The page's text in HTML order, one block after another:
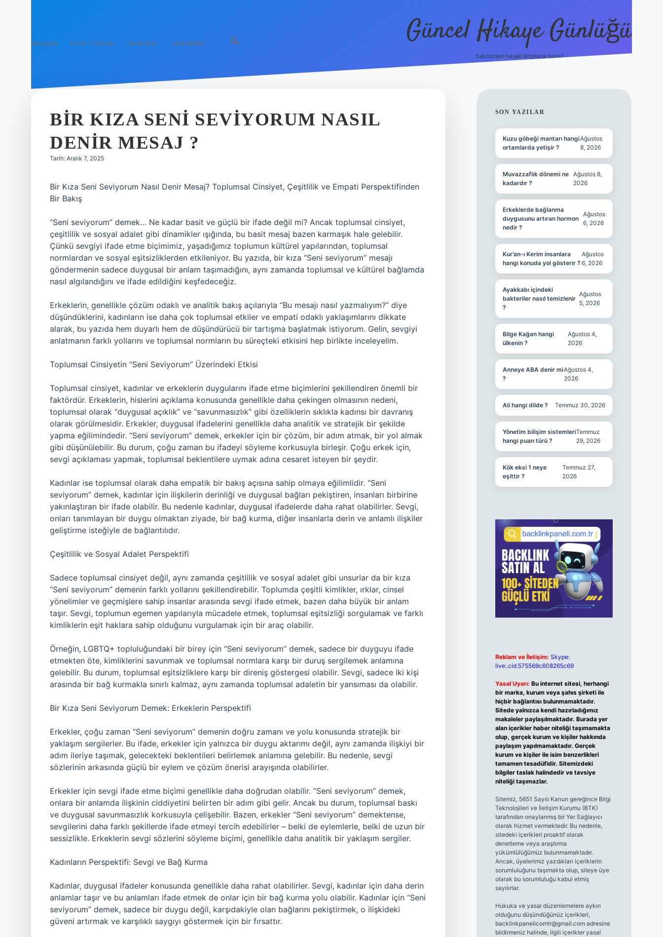
Anasayfa Gizlilik Politikası Yasal Uyarı Hakkımızda Güncel Hikaye Günlüğü
Sektörden neşeli bilgilerle tanış!
BIR KIZA SENI SEVIYORUM NASIL
DENIR MESAJ ?
Tarih: Aralık 7, 2025
Bir Kıza Seni Seviyorum Nasıl Denir Mesaj? Toplumsal Cinsiyet, Çeşitlilik ve Empati Perspektifinden
Bir Bakış
“Seni seviyorum” demek… Ne kadar basit ve güçlü bir ifade değil mi? Ancak toplumsal cinsiyet,
çeşitlilik ve sosyal adalet gibi dinamikler ışığında, bu basit mesaj bazen karmaşık hale gelebilir.
Çünkü sevgiyi ifade etme biçimimiz, yaşadığımız toplumun kültürel yapılarından, toplumsal
normlardan ve sosyal eşitsizliklerden etkileniyor. Bu yazıda, bir kıza “Seni seviyorum” mesajı
göndermenin sadece duygusal bir anlam taşımadığını, aynı zamanda toplumsal ve kültürel bağlamda
nasıl algılandığını ve ifade edildiğini keşfedeceğiz.
Erkeklerin, genellikle çözüm odaklı ve analitik bakış açılarıyla “Bu mesajı nasıl yazmalıyım?” diye
düşündüklerini, kadınların ise daha çok toplumsal etkiler ve empati odaklı yaklaşımlarını dikkate
alarak, bu yazıda hem duyarlı hem de düşündürücü bir tartışma başlatmak istiyorum. Gelin, sevgiyi
anlatmanın farklı yollarını ve toplumsal normların bu süreçteki etkisini hep birlikte inceleyelim.
Toplumsal Cinsiyetin “Seni Seviyorum” Üzerindeki Etkisi
Toplumsal cinsiyet, kadınlar ve erkeklerin duygularını ifade etme biçimlerini şekillendiren önemli bir
faktördür. Erkeklerin, hislerini açıklama konusunda genellikle daha çekingen olmasının nedeni,
toplumsal olarak “duygusal açıklık” ve “savunmasızlık” gibi özelliklerin sıklıkla kadınsı bir davranış
olarak görülmesidir. Erkekler, duygusal ifadelerini genellikle daha analitik ve stratejik bir şekilde
yapma eğilimindedir. “Seni seviyorum” demek, erkekler için bir çözüm, bir adım atmak, bir yol almak
gibi düşünülebilir. Bu durum, çoğu zaman bu ifadeyi söyleme korkusuyla birleşir. Çoğu erkek için,
sevgi açıklaması yapmak, toplumsal beklentilere uymak adına cesaret isteyen bir şeydir.
Kadınlar ise toplumsal olarak daha empatik bir bakış açısına sahip olmaya eğilimlidir. “Seni
seviyorum” demek, kadınlar için ilişkilerin derinliği ve duygusal bağları pekiştiren, insanları birbirine
yakınlaştıran bir ifade olabilir. Bu nedenle kadınlar, duygusal ifadelerde daha rahat olabilirler. Sevgi,
onları tanımlayan bir duygu olmaktan ziyade, bir bağ kurma, diğer insanlarla derin ve anlamlı ilişkiler
geliştirme isteğiyle de bağlantılıdır.
Çeşitlilik ve Sosyal Adalet Perspektifi
Sadece toplumsal cinsiyet değil, aynı zamanda çeşitlilik ve sosyal adalet gibi unsurlar da bir kıza
“Seni seviyorum” demenin farklı yollarını şekillendirebilir. Toplumda çeşitli kimlikler, ırklar, cinsel
yönelimler ve geçmişlere sahip insanlar arasında sevgi ifade etmek, bazen daha büyük bir anlam
taşır. Sevgi, toplumun egemen yapılarıyla mücadele etmek, toplumsal eşitsizliği sorgulamak ve farklı
kimliklerin eşit haklara sahip olduğunu vurgulamak için bir araç olabilir.
Örneğin, LGBTQ+ topluluğundaki bir birey için “Seni seviyorum” demek, sadece bir duyguyu ifade
etmekten öte, kimliklerini savunmak ve toplumsal normlara karşı bir duruş sergilemek anlamına
gelebilir. Bu durum, toplumsal eşitsizliklere karşı bir direniş göstergesi olabilir. Sevgi, sadece iki kişi
arasında bir bağ kurmakla sınırlı kalmaz, aynı zamanda toplumsal adaletin bir yansıması da olabilir.
Bir Kıza Seni Seviyorum Demek: Erkeklerin Perspektifi
Erkekler, çoğu zaman “Seni seviyorum” demenin doğru zamanı ve yolu konusunda stratejik bir
yaklaşım sergilerler. Bu ifade, erkekler için yalnızca bir duygu aktarımı değil, aynı zamanda ilişkiyi bir
adım ileriye taşımak, gelecekteki beklentileri belirlemek anlamına gelebilir. Bu nedenle, sevgi
sözlerinin arkasında güçlü bir eylem ve çözüm önerisi arayışında olabilirler.
Erkekler için sevgi ifade etme biçimi genellikle daha doğrudan olabilir. “Seni seviyorum” demek,
onlara bir anlamda ilişkinin ciddiyetini belirten bir adım gibi gelir. Ancak bu durum, toplumsal baskı
ve duygusal savunmasızlık korkusuyla çelişebilir. Bazen, erkekler “Seni seviyorum” demektense,
sevgilerini daha farklı şekillerde ifade etmeyi tercih edebilirler – belki de eylemlerle, belki de uzun bir
sessizlikle. Erkeklerin sevgi sözlerini söyleme biçimi, genellikle daha analitik bir yaklaşım sergiler.
Kadınların Perspektifi: Sevgi ve Bağ Kurma
Kadınlar, duygusal ifadeler konusunda genellikle daha rahat olabilirler. Sevgi, kadınlar için daha derin
anlamlar taşır ve bu anlamları ifade etmek de onlar için bir bağ kurma yolu olabilir. Kadınlar için “Seni
seviyorum” demek, sadece bir duygu değil, karşıdakiyle olan bağlarını pekiştirmek, o ilişkideki
güveni artırmak ve karşılıklı saygıyı göstermek için bir fırsattır.
SIDEBAR
SON YAZILAR
Kuzu göbeği mantarı hangi
ortamlarda yetişir ?
Ağustos
8, 2026
Muvazzaflık dönemi ne
kadardır ?
Ağustos 8,
2026
Erkeklerde bağlanma
duygusunu artıran hormon
nedir ?
Ağustos
6, 2026
Kur’an-ı Kerim insanlara
hangi konuda yol gösterir ?
Ağustos
6, 2026
Ayakkabı içindeki
bakteriler nasıl temizlenir
?
Ağustos
5, 2026
Bilge Kağan hangi
ülkenin ?
Ağustos 4,
2026
Anneye ABA denir mi
?
Ağustos 4,
2026
Ali hangi dilde ? Temmuz 30, 2026
Yönetim bilişim sistemleri
hangi puan türü ?
Temmuz
29, 2026
Kök eksi 1 neye
eşittir ?
Temmuz 27,
2026
Reklam ve İletişim: Skype:
live:.cid.575569c608265c69
Yasal Uyarı: Bu internet sitesi, herhangi
bir marka, kurum veya şahıs şirketi ile
hiçbir bağlantısı bulunmamaktadır.
Sitede yalnızca kendi hazırladığımız
makaleler paylaşılmaktadır. Burada yer
alan içerikler haber niteliği taşımamakta
olup, gerçek kurum ve kişiler hakkında
paylaşım yapılmamaktadır. Gerçek
kurum ve kişiler ile isim benzerlikleri
tamamen tesadüfidir. Sitemizdeki
bilgiler taslak halindedir ve tavsiye
niteliği taşımazlar.
Sitemiz, 5651 Sayılı Kanun gereğince Bilgi
Teknolojileri ve İletişim Kurumu (BTK)
tarafından onaylanmış bir Yer Sağlayıcı
olarak hizmet vermektedir. Bu nedenle,
sitedeki içerikleri proaktif olarak
denetleme veya araştırma
yükümlülüğümüz bulunmamaktadır.
Ancak, üyelerimiz yazdıkları içeriklerin
sorumluluğunu taşımakta olup, siteye üye
olarak bu sorumluluğu kabul etmiş
sayılırlar.
Hukuka ve yasal düzenlemelere aykırı
olduğunu düşündüğünüz içerikleri,
backlinkpanelicomtr@gmail.comadresine
bildirmeniz halinde, ilgili içerikler yasal
https://